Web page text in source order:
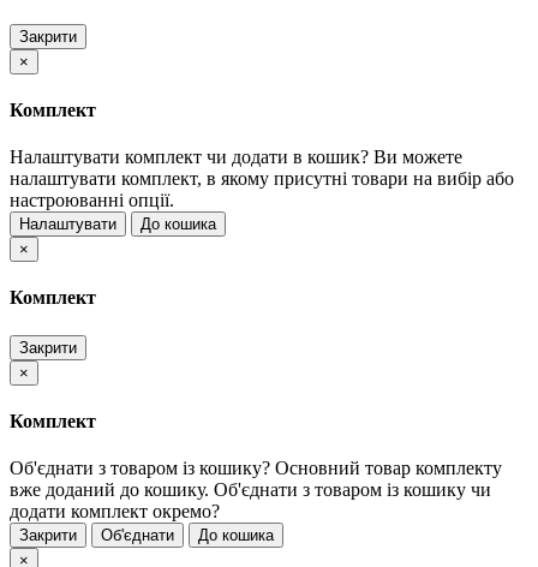
Закрити
×
Комплект
Налаштувати комплект чи додати в кошик? Ви можете
налаштувати комплект, в якому присутні товари на вибір або
настроюванні опції.
Налаштувати
До кошика
×
Комплект
Закрити
×
Комплект
Об'єднати з товаром із кошику? Основний товар комплекту
вже доданий до кошику. Об'єднати з товаром із кошику чи
додати комплект окремо?
Закрити Об'єднати
До кошика
×